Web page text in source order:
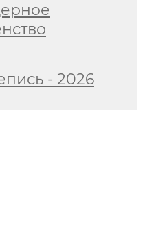
- 2026